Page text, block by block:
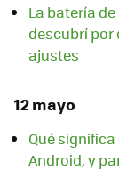
La batería
descubrí por
ajustes
12 mayo
Qué
Android, y